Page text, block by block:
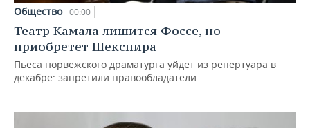
Общество 00:00
Театр Камала лишится Фоссе, но
приобретет Шекспира
Пьеса норвежского драматурга уйдет из репертуара в
декабре: запретили правообладатели